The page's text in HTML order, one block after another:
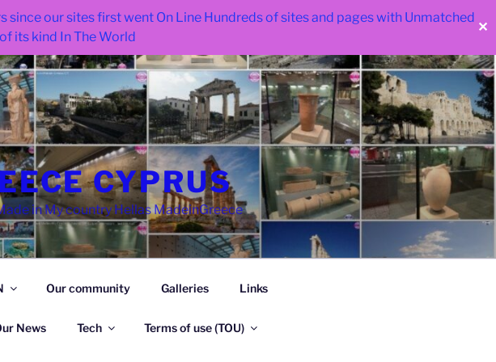
our sites first went On Line Hundreds of sites and pages with Unmatched
its kind In The World
✕
CYPRUS
in My country Hellas MadeinGreece
Our community Galleries Links
News Tech Terms of use (TOU)